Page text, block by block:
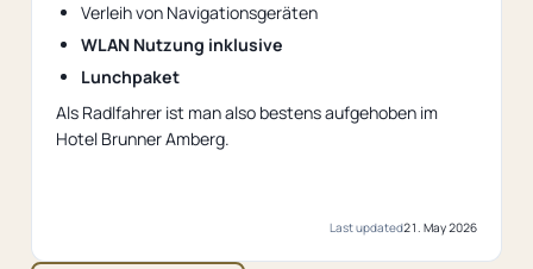
Verleih von Navigationsgeräten
WLAN Nutzung inklusive
Lunchpaket
Als Radlfahrer ist man also bestens aufgehoben im
Hotel Brunner Amberg.
Last updated21. May 2026